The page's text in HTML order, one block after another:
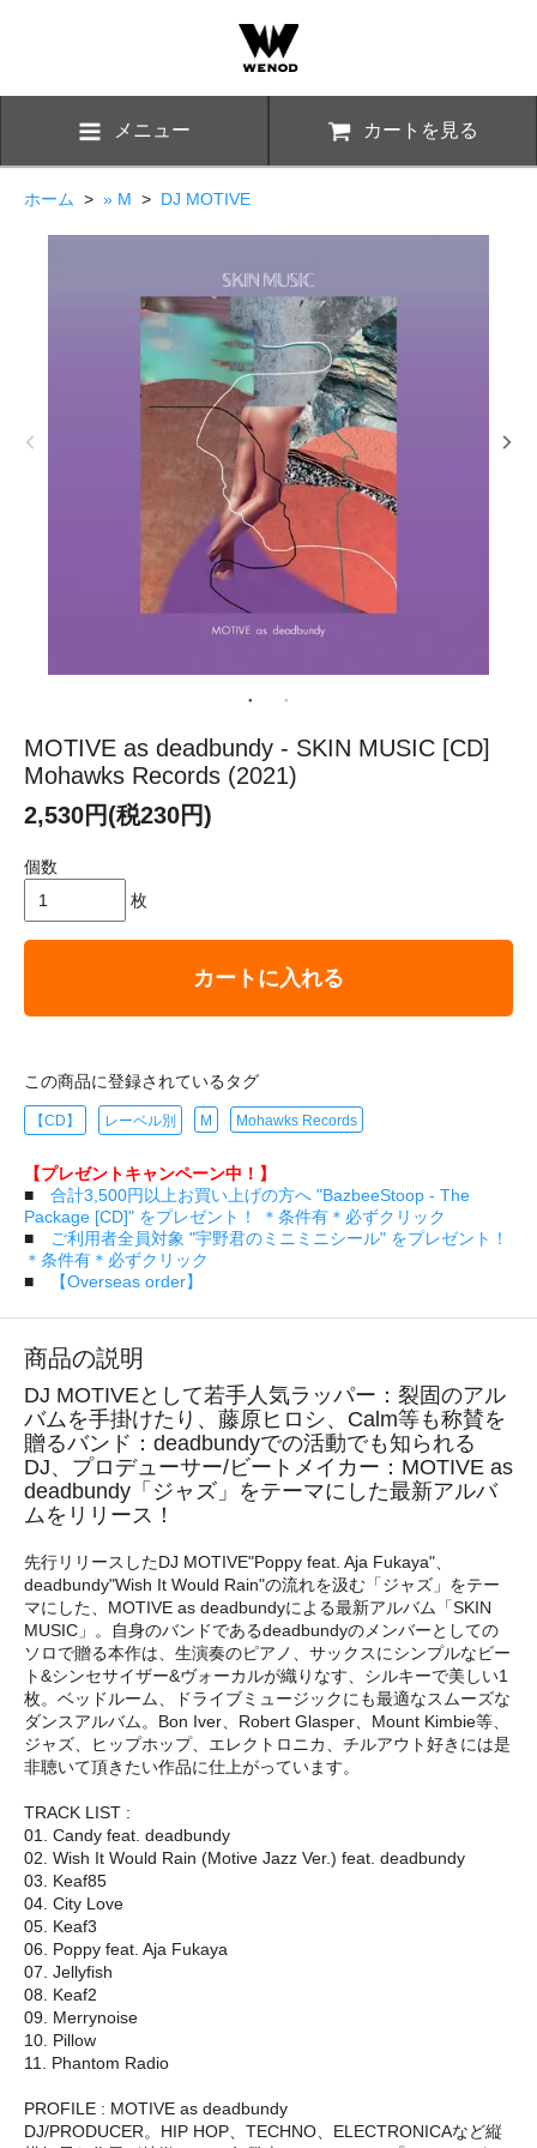
メニュー カートを見る
ホーム > » M > DJ MOTIVE
MOTIVE as deadbundy - SKIN MUSIC [CD]
Mohawks Records (2021)
2,530円(税230円)
個数
枚
カートに入れる
この商品に登録されているタグ
【CD】 レーベル別 M Mohawks Records
【プレゼントキャンペーン中！】
■ 合計3,500円以上お買い上げの方へ "BazbeeStoop - The
Package [CD]" をプレゼント！ ＊条件有＊必ずクリック
■
ご利用者全員対象 "宇野君のミニミニシール" をプレゼント！
＊条件有＊必ずクリック
■
【Overseas order】
商品の説明
DJ MOTIVEとして若手人気ラッパー：裂固のアル
バムを手掛けたり、藤原ヒロシ、Calm等も称賛を
贈るバンド：deadbundyでの活動でも知られる
DJ、プロデューサー/ビートメイカー：MOTIVE as
deadbundy「ジャズ」をテーマにした最新アルバ
ムをリリース！
先行リリースしたDJ MOTIVE"Poppy feat. Aja Fukaya"、
deadbundy"Wish It Would Rain"の流れを汲む「ジャズ」をテー
マにした、MOTIVE as deadbundyによる最新アルバム「SKIN
MUSIC」。自身のバンドであるdeadbundyのメンバーとしての
ソロで贈る本作は、生演奏のピアノ、サックスにシンプルなビー
ト&シンセサイザー&ヴォーカルが織りなす、シルキーで美しい1
枚。ベッドルーム、ドライブミュージックにも最適なスムーズな
ダンスアルバム。Bon Iver、Robert Glasper、Mount Kimbie等、
ジャズ、ヒップホップ、エレクトロニカ、チルアウト好きには是
非聴いて頂きたい作品に仕上がっています。
TRACK LIST :
01. Candy feat. deadbundy
02. Wish It Would Rain (Motive Jazz Ver.) feat. deadbundy
03. Keaf85
04. City Love
05. Keaf3
06. Poppy feat. Aja Fukaya
07. Jellyfish
08. Keaf2
09. Merrynoise
10. Pillow
11. Phantom Radio
PROFILE : MOTIVE as deadbundy
DJ/PRODUCER。HIP HOP、TECHNO、ELECTRONICAなど縦